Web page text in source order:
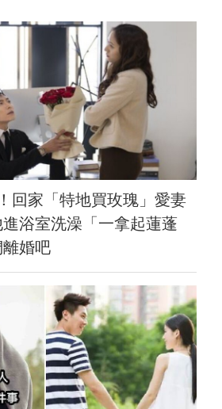
回家「特地買玫瑰」愛妻
浴室洗澡「一拿起蓮蓬
婚吧